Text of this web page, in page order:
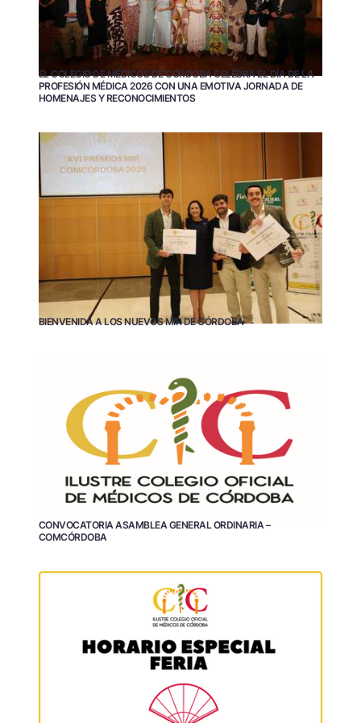
EL COLEGIO DE MÉDICOS DE CÓRDOBA CELEBRA EL DÍA DE LA
PROFESIÓN MÉDICA 2026 CON UNA EMOTIVA JORNADA DE
HOMENAJES Y RECONOCIMIENTOS
BIENVENIDA A LOS NUEVOS MIR DE CÓRDOBA
CONVOCATORIA ASAMBLEA GENERAL ORDINARIA –
COMCÓRDOBA